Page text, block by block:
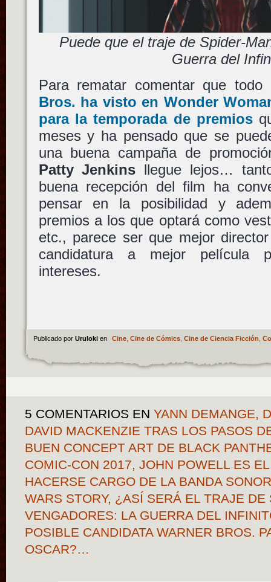
Puede que el traje de Spider-
Guerra del
Para rematar comentar que
Bros. ha visto en Wonder
para la temporada de premios
meses y ha pensado que se
una buena campaña de
Patty Jenkins llegue lejos…
buena recepción del film ha
pensar en la posibilidad y
premios a los que optará como
etc., parece ser que mejor
candidatura a mejor película
intereses.
Publicado por Uruloki en Cine, Cine de Cómics, Cine de Ciencia Ficción
5 COMENTARIOS EN YANN DEMANGE,
DAVID MACKENZIE TRAS LOS PASOS
BUEN CONCEPT ART DE BLACK
COMIC-CON 2017, JOHN POWELL ES
HACERSE CARGO DE LA BANDA
WARS STORY, ¿ASÍ SERÁ EL TRAJE DE
VENGADORES: LA GUERRA DEL
POSIBLE CANDIDATA WARNER BROS.
OSCAR?…